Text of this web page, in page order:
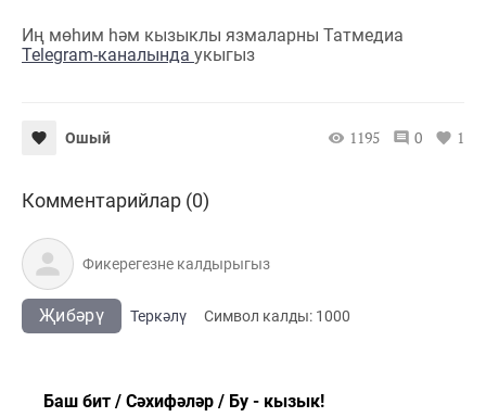
Иң мөһим һәм кызыклы язмаларны Татмедиа
Telegram-каналында укыгыз
Ошый 1195 0 1
Комментарийлар (0)
Җибәрү Теркәлү Cимвол калды: 1000
Баш бит Сәхифәләр Бу - кызык!